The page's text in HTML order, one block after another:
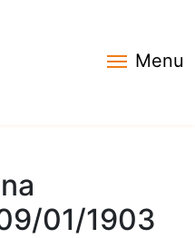
Menu
01/1903